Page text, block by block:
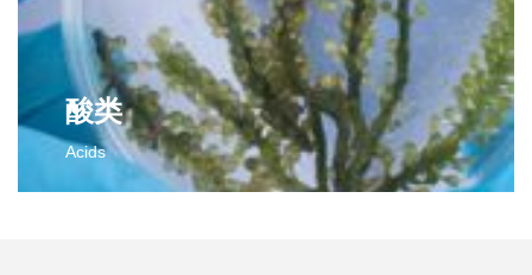
邻氟苯甲醛
间氟苯甲醛
间氯苯甲醛
更多>>
邻氟苯甲腈
间氟苯甲腈
间氯苯甲腈
对氯苯甲腈
对氟苯乙腈
邻氟苯乙腈
间氟苯乙腈
酸类
Acids